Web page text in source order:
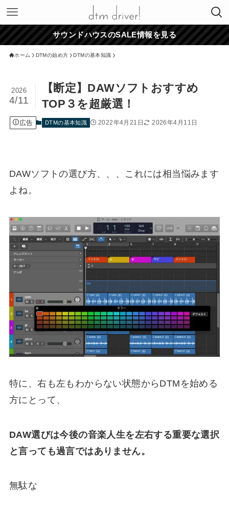
サウンドハウスのSALE情報を見る
ホーム DTMの始め方 DTMの基本知識
【断定】DAWソフトおすすめ
TOP３を超厳選！
2026
4/11
広告 DTMの基本知識 2022年4月21日 2026年4月11日
DAWソフトの選び方、、、これには相当悩みます
よね。
特に、右も左もわからない状態からDTMを始める
方にとって、
DAW選びは今後の音楽人生を左右する重要な選択
と言っても過言ではありません。
無駄な